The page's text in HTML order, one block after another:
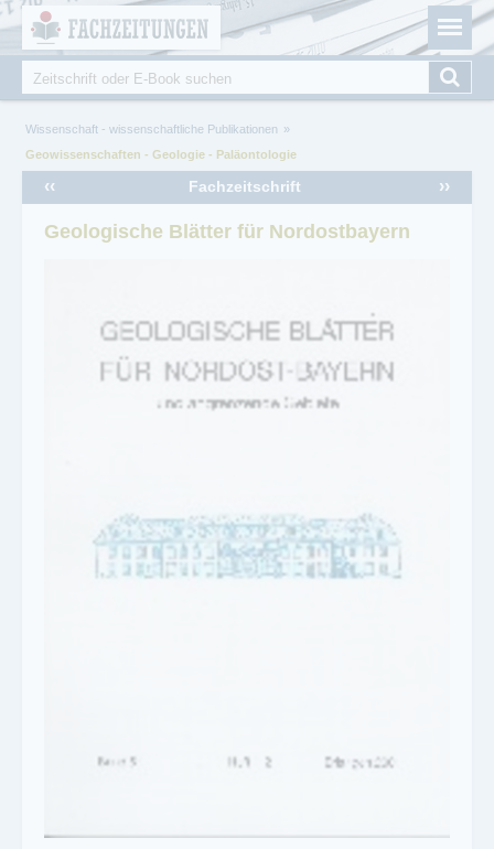
Fachzeitungen.de - Das unabhängige Portal für
Fachmagazine Fachpublikationen & eBooks
Suche
Sie sind hier
Wissenschaft - wissenschaftliche Publikationen
Geowissenschaften - Geologie - Paläontologie
Fachzeitschrift
‹‹ ››
Geologische Blätter für Nordostbayern
Cookie-Einstellungen